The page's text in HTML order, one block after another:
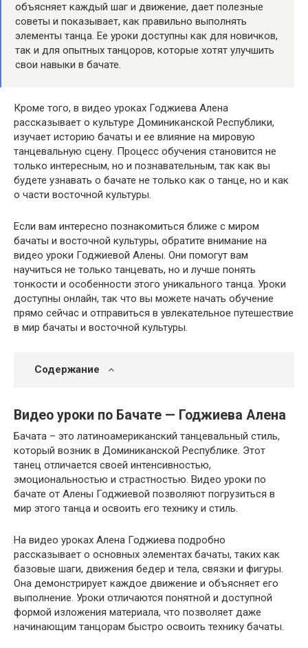
объясняет каждый шаг и движение, дает полезные
советы и показывает, как правильно выполнять
элементы танца. Ее уроки доступны как для новичков,
так и для опытных танцоров, которые хотят улучшить
свои навыки в бачате.
Кроме того, в видео уроках Годжиева Алена
рассказывает о культуре Доминиканской Республики,
изучает историю бачаты и ее влияние на мировую
танцевальную сцену. Процесс обучения становится не
только интересным, но и познавательным, так как вы
будете узнавать о бачате не только как о танце, но и как
о части восточной культуры.
Если вам интересно познакомиться ближе с миром
бачаты и восточной культуры, обратите внимание на
видео уроки Годжиевой Алены. Они помогут вам
научиться не только танцевать, но и лучше понять
тонкости и особенности этого уникального танца. Уроки
доступны онлайн, так что вы можете начать обучение
прямо сейчас и отправиться в увлекательное путешествие
в мир бачаты и восточной культуры.
Содержание
Видео уроки по Бачате — Годжиева Алена
Бачата – это латиноамериканский танцевальный стиль,
который возник в Доминиканской Республике. Этот
танец отличается своей интенсивностью,
эмоциональностью и страстностью. Видео уроки по
бачате от Алены Годжиевой позволяют погрузиться в
мир этого танца и освоить его технику и стиль.
На видео уроках Алена Годжиева подробно
рассказывает о основных элементах бачаты, таких как
базовые шаги, движения бедер и тела, связки и фигуры.
Она демонстрирует каждое движение и объясняет его
выполнение. Уроки отличаются понятной и доступной
формой изложения материала, что позволяет даже
начинающим танцорам быстро освоить технику бачаты.